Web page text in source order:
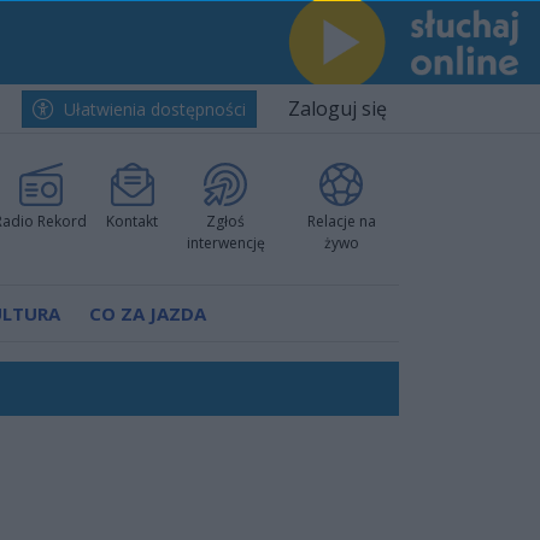
Ułatwienia dostępności Zaloguj się
Rekord Kontakt
Zgłoś
interwencję
Relacje na
żywo
CO ZA JAZDA